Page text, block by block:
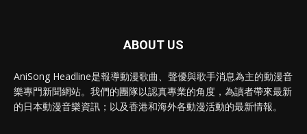
ABOUT US
AniSong Headline是報導動漫歌曲、聲優與歌手消息為主的動漫音
樂專門新聞網站。我們的團隊以認真專業的角度，為讀者帶來最新
的日本動漫音樂資訊；以及香港和海外各動漫活動的最新情報。